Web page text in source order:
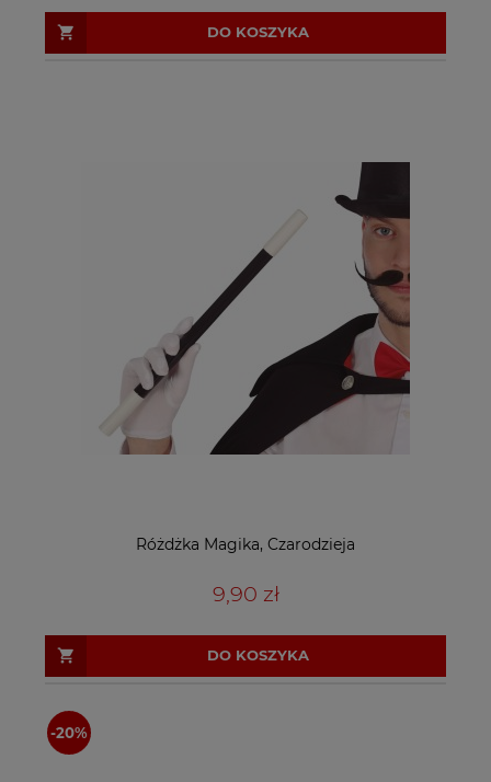
DO KOSZYKA
Różdżka Magika, Czarodzieja
9,90 zł
DO KOSZYKA